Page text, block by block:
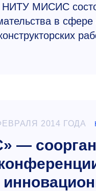
МИСИС
в
2014 ГОДА
—